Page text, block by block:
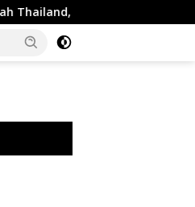
Tewas dan 15 Luka